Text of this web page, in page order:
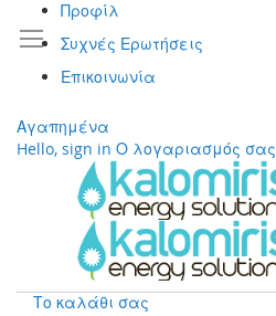
Προφίλ
Συχνές Ερωτήσεις
Επικοινωνία
Αγαπημένα
Hello, sign in Ο λογαριασμός σας
Το καλάθι σας